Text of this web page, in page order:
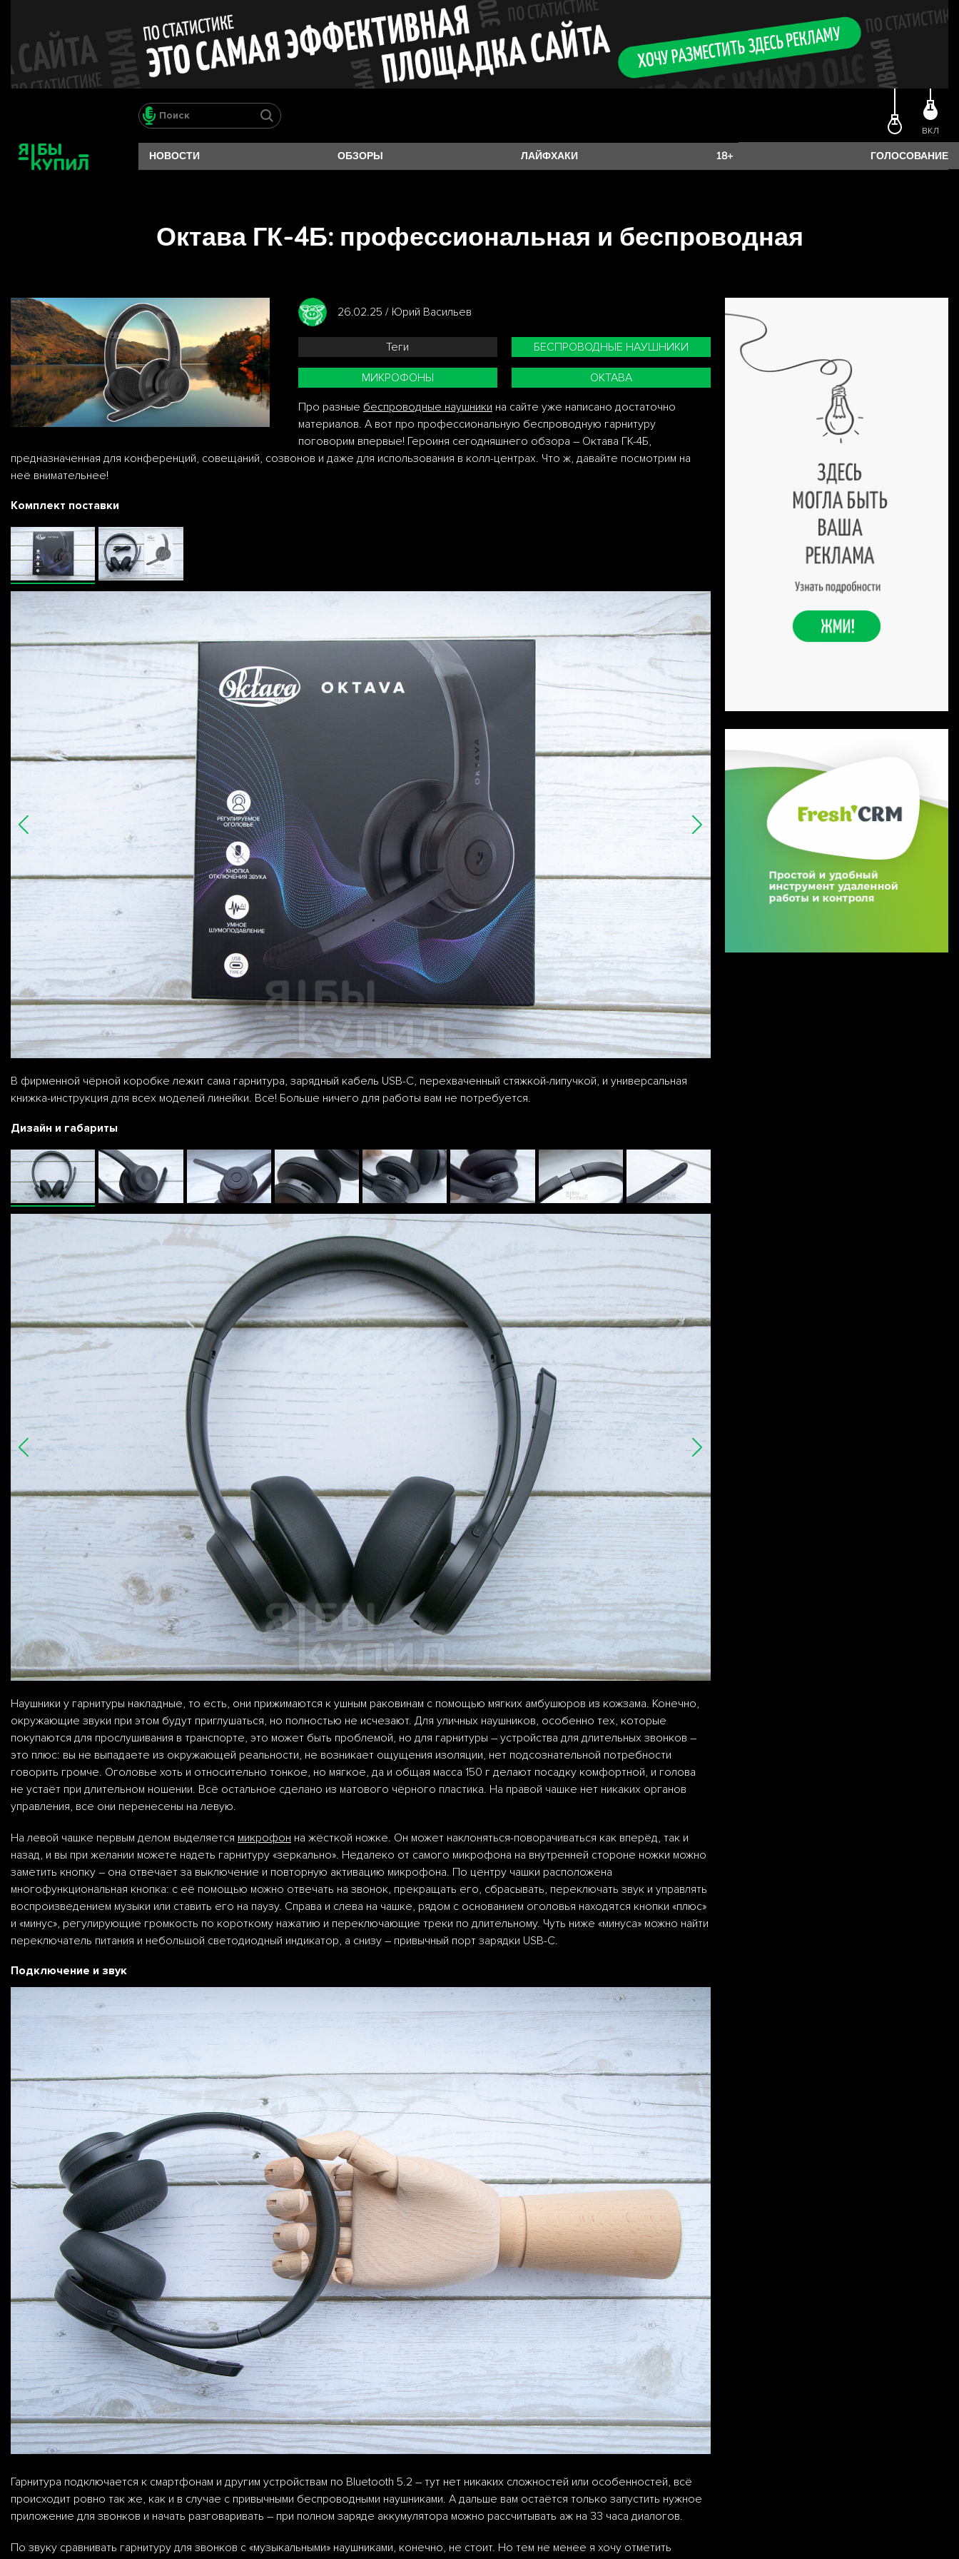
ВКЛ
НОВОСТИ ОБЗОРЫ ЛАЙФХАКИ 18+ ГОЛОСОВАНИЕ
Октава ГК-4Б: профессиональная и беспроводная
26.02.25 / Юрий Васильев
Теги БЕСПРОВОДНЫЕ НАУШНИКИ
МИКРОФОНЫ ОКТАВА
Про разные беспроводные наушники на сайте уже написано достаточно
материалов. А вот про профессиональную беспроводную гарнитуру
поговорим впервые! Героиня сегодняшнего обзора – Октава ГК-4Б,
предназначенная для конференций, совещаний, созвонов и даже для использования в колл-центрах. Что ж, давайте посмотрим на
неё внимательнее!
Комплект поставки
В фирменной чёрной коробке лежит сама гарнитура, зарядный кабель USB-C, перехваченный стяжкой-липучкой, и универсальная
книжка-инструкция для всех моделей линейки. Всё! Больше ничего для работы вам не потребуется.
Дизайн и габариты
Наушники у гарнитуры накладные, то есть, они прижимаются к ушным раковинам с помощью мягких амбушюров из кожзама. Конечно,
окружающие звуки при этом будут приглушаться, но полностью не исчезают. Для уличных наушников, особенно тех, которые
покупаются для прослушивания в транспорте, это может быть проблемой, но для гарнитуры – устройства для длительных звонков –
это плюс: вы не выпадаете из окружающей реальности, не возникает ощущения изоляции, нет подсознательной потребности
говорить громче. Оголовье хоть и относительно тонкое, но мягкое, да и общая масса 150 г делают посадку комфортной, и голова
не устаёт при длительном ношении. Всё остальное сделано из матового чёрного пластика. На правой чашке нет никаких органов
управления, все они перенесены на левую.
На левой чашке первым делом выделяется микрофон на жёсткой ножке. Он может наклоняться-поворачиваться как вперёд, так и
назад, и вы при желании можете надеть гарнитуру «зеркально». Недалеко от самого микрофона на внутренней стороне ножки можно
заметить кнопку – она отвечает за выключение и повторную активацию микрофона. По центру чашки расположена
многофункциональная кнопка: с её помощью можно отвечать на звонок, прекращать его, сбрасывать, переключать звук и управлять
воспроизведением музыки или ставить его на паузу. Справа и слева на чашке, рядом с основанием оголовья находятся кнопки «плюс»
и «минус», регулирующие громкость по короткому нажатию и переключающие треки по длительному. Чуть ниже «минуса» можно найти
переключатель питания и небольшой светодиодный индикатор, а снизу – привычный порт зарядки USB-C.
Подключение и звук
Гарнитура подключается к смартфонам и другим устройствам по Bluetooth 5.2 – тут нет никаких сложностей или особенностей, всё
происходит ровно так же, как и в случае с привычными беспроводными наушниками. А дальше вам остаётся только запустить нужное
приложение для звонков и начать разговаривать – при полном заряде аккумулятора можно рассчитывать аж на 33 часа диалогов.
По звуку сравнивать гарнитуру для звонков с «музыкальными» наушниками, конечно, не стоит. Но тем не менее я хочу отметить